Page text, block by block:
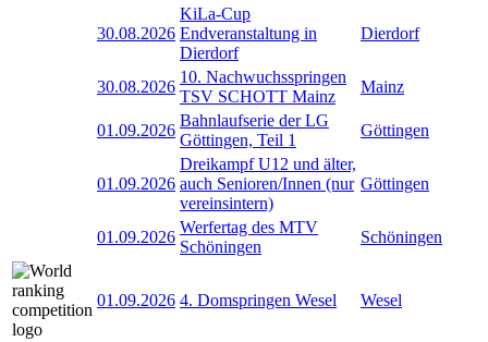
30.08.2026
KiLa-Cup
Endveranstaltung in
Dierdorf
Dierdorf
30.08.2026
10. Nachwuchsspringen
TSV SCHOTT Mainz
Mainz
01.09.2026
Bahnlaufserie der LG
Göttingen, Teil 1
Göttingen
01.09.2026
Dreikampf U12 und älter,
auch Senioren/Innen (nur
vereinsintern)
Göttingen
01.09.2026
Werfertag des MTV
Schöningen
Schöningen
01.09.2026 4. Domspringen Wesel Wesel